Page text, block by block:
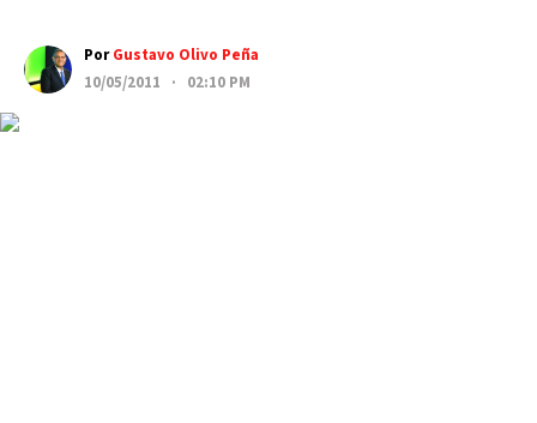
PorGustavo Olivo Peña
10/05/2011 · 02:10 PM